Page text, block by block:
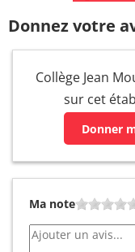
Donnez votre
Collège Jean
sur cet
Donner
Ma note